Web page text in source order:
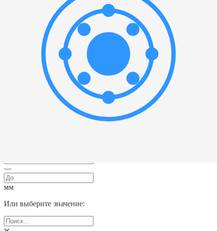
Радиальный шариковый подшипник(1
Или выберите значение:
—
мм
Или выберите значение: